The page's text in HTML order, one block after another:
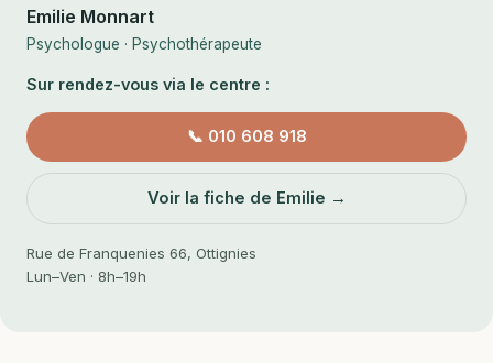
Emilie Monnart
Psychologue · Psychothérapeute
Sur rendez-vous via le centre :
📞 010 608 918
Voir la fiche de Emilie →
Rue de Franquenies 66, Ottignies
Lun–Ven · 8h–19h